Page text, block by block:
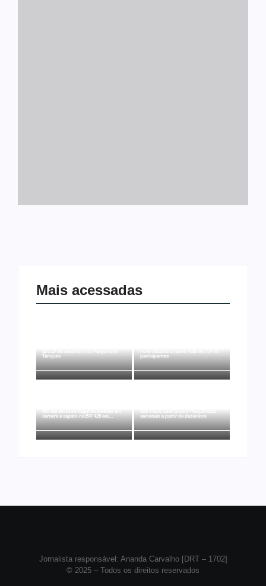
Mais acessadas
18 a 27 de setembro no Parque dos
Tanques
nove cidades e reúne mais de 7,3 mil
participantes
carteira e sapato na BR 425 em…
São Paulo com quatro frequências
semanais a partir de dezembro
Jornalista responsável: Ananda Carvalho [DRT – 1702]
© 2025 – Todos os direitos reservados